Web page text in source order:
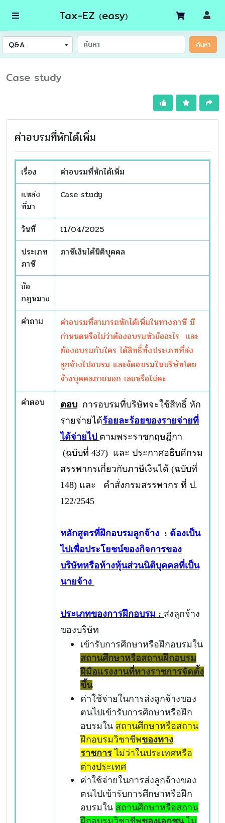
Tax-EZ (easy)
Q&A ค้นหา
Case study
ค่าอบรมที่หักได้เพิ่ม
เรื่อง
ค่าอบรมที่หักได้เพิ่ม
แหล่ง
ที่มา
Case study
วันที่
11/04/2025
ประเภท
ภาษี
ภาษีเงินได้นิติบุคคล
ข้อ
กฎหมาย
คำถาม
ค่าอบรมที่สามารถหักได้เพิ่มในทางภาษี มี
กำหนดหรือไม่ว่าต้องอบรมหัวข้ออะไร เเละ
ต้องอบรมกับใคร ได้สิทธิ์ทั้งประเภทที่ส่ง
ลูกจ้างไปอบรม และจัดอบรมในบริษัทโดย
จ้างบุคคลภายนอก เลยหรือไม่คะ
คำตอบ
ตอบ การอบรมที่บริษัทจะใช้สิทธิ์ หัก
รายจ่ายได้ร้อยละร้อยของรายจ่ายที่
ได้จ่ายไป ตามพระราชกฤษฎีกา
(ฉบับที่ 437) และ ประกาศอธิบดีกรม
สรรพากรเกี่ยวกับภาษีเงินได้ (ฉบับที่
148) และ คำสั่งกรมสรรพากร ที่ ป.
122/2545
หลักสูตรที่ฝึกอบรมลูกจ้าง : ต้องเป็น
ไปเพื่อประโยชน์ของกิจการของ
บริษัทหรือห้างหุ้นส่วนนิติบุคคลที่เป็น
นายจ้าง
ประเภทของการฝึกอบรม : ส่งลูกจ้าง
ของบริษัท
เข้ารับการศึกษาหรือฝึกอบรมใน
สถานศึกษาหรือสถานฝึกอบรม
ฝีมือแรงงานที่ทางราชการจัดตั้ง
ขึ้น
ค่าใช้จ่ายในการส่งลูกจ้างของ
ตนไปเข้ารับการศึกษาหรือฝึก
อบรมใน สถานศึกษาหรือสถาน
ฝึกอบรมวิชาชีพของทาง
ราชการ ไม่ว่าในประเทศหรือ
ต่างประเทศ
ค่าใช้จ่ายในการส่งลูกจ้างของ
ตนไปเข้ารับการศึกษาหรือฝึก
อบรมใน สถานศึกษาหรือสถาน
ฝึกอบรมวิชาชีพของเอกชนไม่